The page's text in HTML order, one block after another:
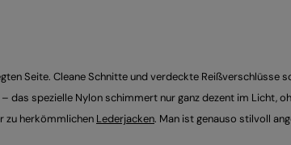
Seite. Cleane Schnitte und verdeckte Reißverschlüsse
– das spezielle Nylon schimmert nur ganz dezent im Licht,
zu herkömmlichen Lederjacken. Man ist genauso stilvoll